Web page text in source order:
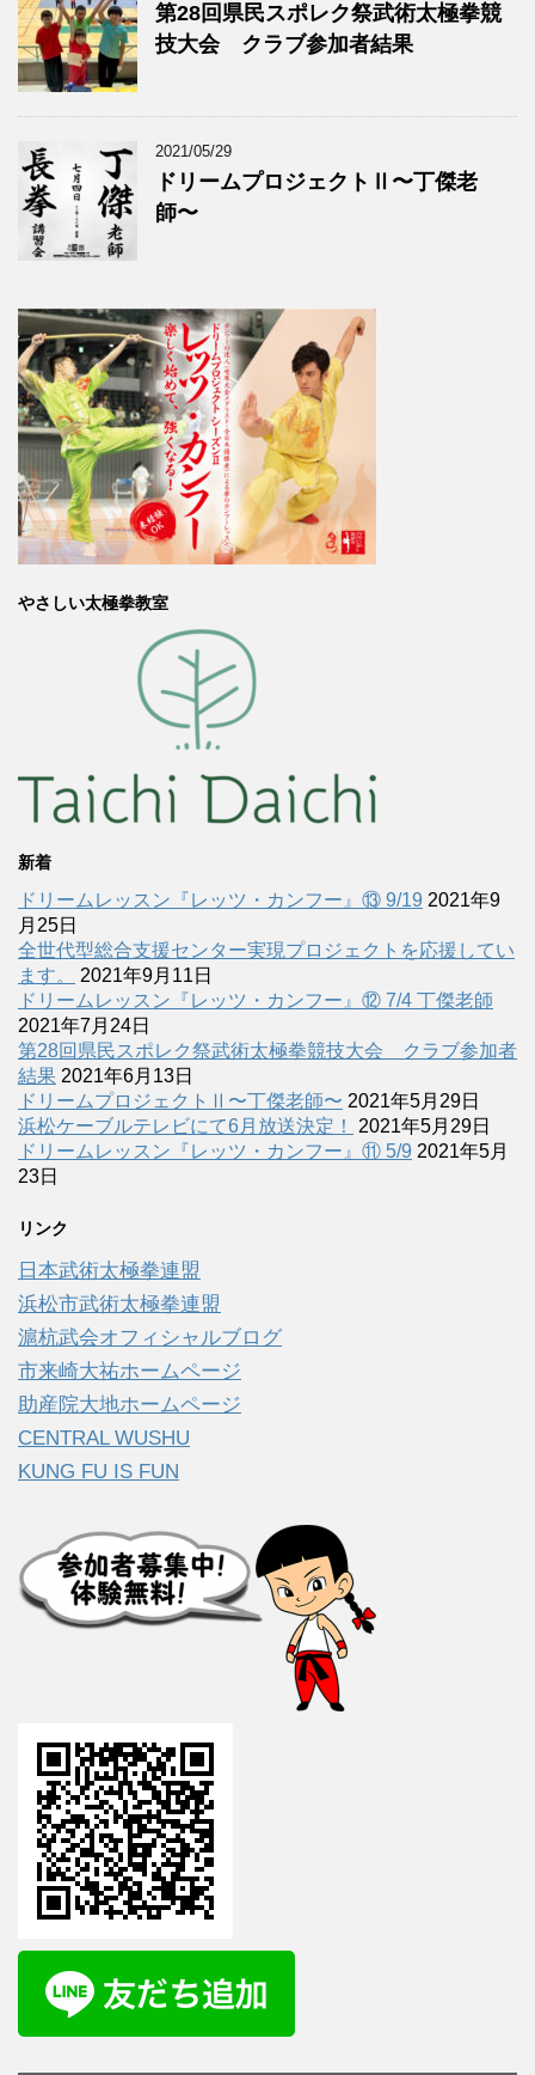
第28回県民スポレク祭武術太極拳競
技大会 クラブ参加者結果
2021/05/29
ドリームプロジェクトⅡ〜丁傑老
師〜
やさしい太極拳教室
新着
ドリームレッスン『レッツ・カンフー』⑬ 9/19 2021年9
月25日
全世代型総合支援センター実現プロジェクトを応援してい
ます。
2021年9月11日
ドリームレッスン『レッツ・カンフー』⑫ 7/4 丁傑老師
2021年7月24日
第28回県民スポレク祭武術太極拳競技大会 クラブ参加者
結果 2021年6月13日
ドリームプロジェクトⅡ〜丁傑老師〜 2021年5月29日
浜松ケーブルテレビにて6月放送決定！
2021年5月29日
ドリームレッスン『レッツ・カンフー』⑪ 5/9 2021年5月
23日
リンク
日本武術太極拳連盟
浜松市武術太極拳連盟
滬杭武会オフィシャルブログ
市来崎大祐ホームページ
助産院大地ホームページ
CENTRAL WUSHU
KUNG FU IS FUN